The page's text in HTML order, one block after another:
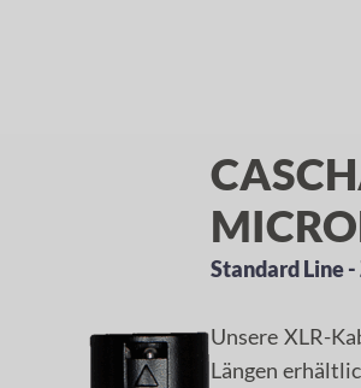
Standard Line
Unsere XLR-
Längen